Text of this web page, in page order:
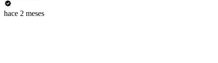
hace 2 meses